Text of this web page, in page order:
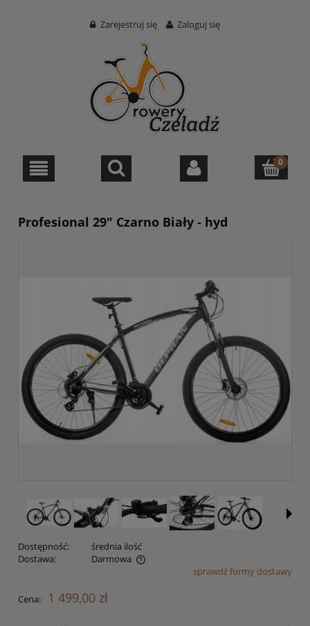
Zarejestruj się Zaloguj się
Profesional 29" Czarno Biały - hyd
Dostępność:
średnia ilość
Dostawa:
Darmowa
Cena nie zawiera ewentualnych kosztów płatnościsprawdź formy dostawy
Cena: 1 499,00 zł